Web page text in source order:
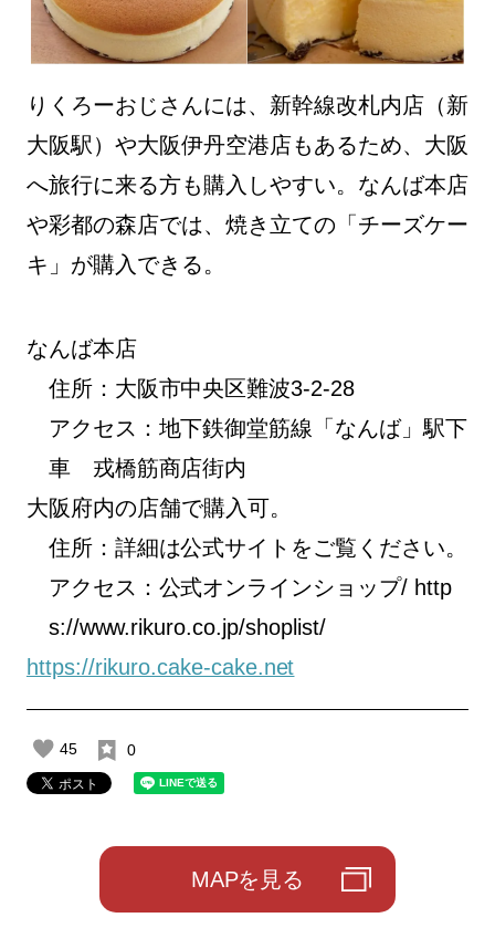
りくろーおじさんには、新幹線改札内店（新
大阪駅）や大阪伊丹空港店もあるため、大阪
へ旅行に来る方も購入しやすい。なんば本店
や彩都の森店では、焼き立ての「チーズケー
キ」が購入できる。
なんば本店
住所：大阪市中央区難波3-2-28
アクセス：地下鉄御堂筋線「なんば」駅下
車 戎橋筋商店街内
大阪府内の店舗で購入可。
住所：詳細は公式サイトをご覧ください。
アクセス：公式オンラインショップ/ http
s://www.rikuro.co.jp/shoplist/
https://rikuro.cake-cake.net
45 0
MAPを見る